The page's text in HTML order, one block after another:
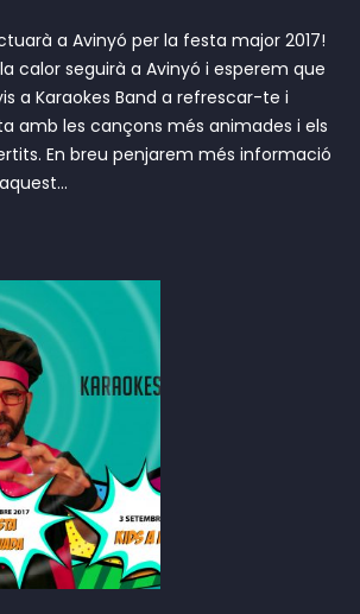
a Avinyó per la festa major 2017!
calor seguirà a Avinyó i esperem que
a Karaokes Band a refrescar-te i
amb les cançons més animades i els
En breu penjarem més informació